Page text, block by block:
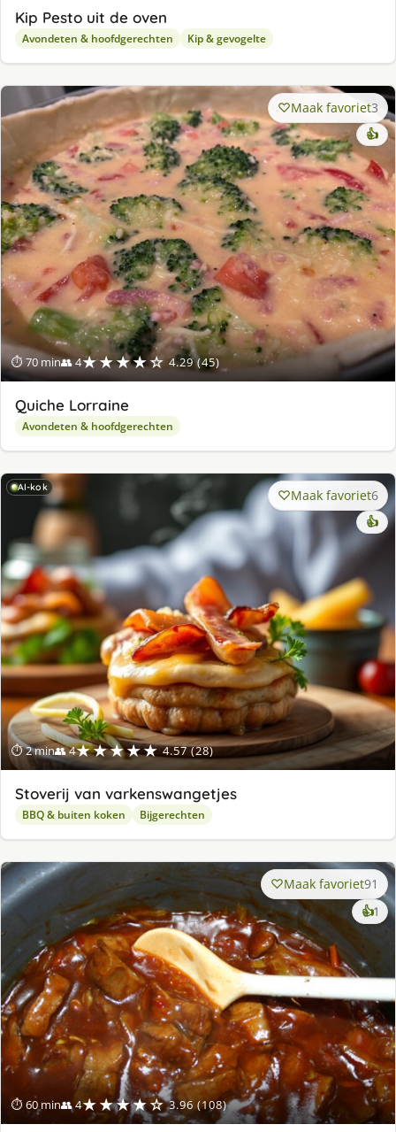
Kip Pesto uit de oven
Avondeten & hoofdgerechten Kip & gevogelte
⏱ 70 min👥 4★★★★☆ 4.29 (45)
Maak favoriet3
👍
Quiche Lorraine
Avondeten & hoofdgerechten
AI-kok
⏱ 2 min👥 4★★★★★ 4.57 (28)
Maak favoriet6
👍
Stoverij van varkenswangetjes
BBQ & buiten koken Bijgerechten
⏱ 60 min👥 4★★★★☆ 3.96 (108)
Maak favoriet91
👍1